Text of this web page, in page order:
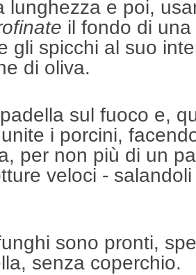
lunghezza e poi,
il fondo di
gli spicchi al suo
di oliva.
sul fuoco e,
i porcini,
per non più di un
veloci -
sono pronti,
senza coperchio.